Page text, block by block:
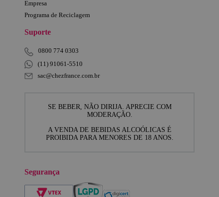
Empresa
Programa de Reciclagem
Suporte
0800 774 0303
(11) 91061-5510
sac@chezfrance.com.br
SE BEBER, NÃO DIRIJA. APRECIE COM
MODERAÇÃO.
A VENDA DE BEBIDAS ALCOÓLICAS É
PROIBIDA PARA MENORES DE 18 ANOS.
Segurança